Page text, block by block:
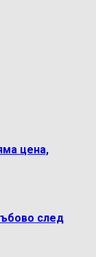
цена,
след